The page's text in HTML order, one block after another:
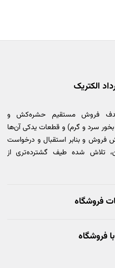
الکتریک
هدف فروش مستقیم حشره‌کش و
سرد و گرم) و قطعات یدکی آن‌ها
فروش و بنابر استقبال و درخواست
تلاش شده طیف گشترده‌تری از
فروشگاه
فروشگاه